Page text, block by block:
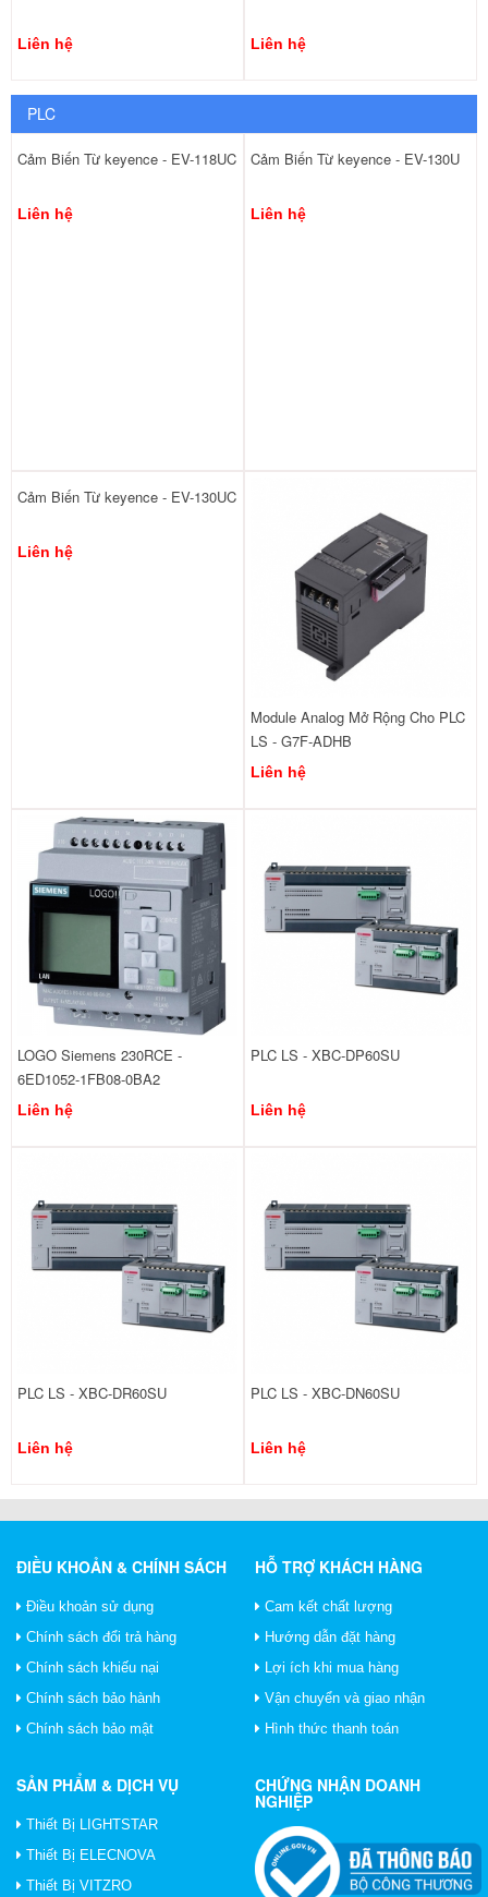
Liên hệ Liên hệ
PLC
Cảm Biến Từ keyence - EV-118UC
Liên hệ
Cảm Biến Từ keyence - EV-130U
Liên hệ
Cảm Biến Từ keyence - EV-130UC
Liên hệ
Module Analog Mở Rộng Cho PLC
LS - G7F-ADHB
Liên hệ
LOGO Siemens 230RCE -
6ED1052-1FB08-0BA2
Liên hệ
PLC LS - XBC-DP60SU
Liên hệ
PLC LS - XBC-DR60SU
Liên hệ
PLC LS - XBC-DN60SU
Liên hệ
ĐIỀU KHOẢN & CHÍNH SÁCH
Điều khoản sử dụng
Chính sách đổi trả hàng
Chính sách khiếu nại
Chính sách bảo hành
Chính sách bảo mật
HỖ TRỢ KHÁCH HÀNG
Cam kết chất lượng
Hướng dẫn đặt hàng
Lợi ích khi mua hàng
Vận chuyển và giao nhận
Hình thức thanh toán
SẢN PHẨM & DỊCH VỤ
Thiết Bị LIGHTSTAR
Thiết Bị ELECNOVA
Thiết Bị VITZRO
CHỨNG NHẬN DOANH
NGHIỆP